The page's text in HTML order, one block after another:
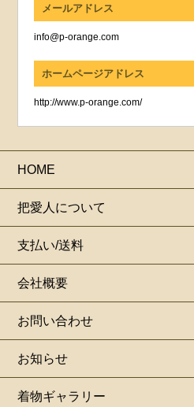
メールアドレス
info@p-orange.com
ホームページアドレス
http://www.p-orange.com/
HOME
把愛人について
支払い/送料
会社概要
お問い合わせ
お知らせ
着物ギャラリー